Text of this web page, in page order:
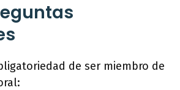
de ser miembro de